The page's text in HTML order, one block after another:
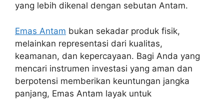
yang lebih dikenal dengan sebutan Antam.
Emas Antam bukan sekadar produk fisik,
melainkan representasi dari kualitas,
keamanan, dan kepercayaan. Bagi Anda yang
mencari instrumen investasi yang aman dan
berpotensi memberikan keuntungan jangka
panjang, Emas Antam layak untuk